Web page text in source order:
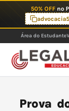
o
conteúdo
50% OFFno
Área do Estudante
Prova